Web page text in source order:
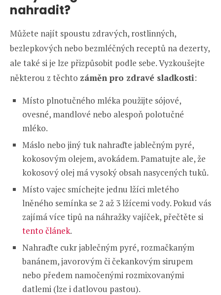
nahradit?
Můžete najít spoustu zdravých, rostlinných,
bezlepkových nebo bezmléčných receptů na dezerty,
ale také si je lze přizpůsobit podle sebe. Vyzkoušejte
některou z těchto záměn pro zdravé sladkosti:
Místo plnotučného mléka použijte sójové,
ovesné, mandlové nebo alespoň polotučné
mléko.
Máslo nebo jiný tuk nahraďte jablečným pyré,
kokosovým olejem, avokádem. Pamatujte ale, že
kokosový olej má vysoký obsah nasycených tuků.
Místo vajec smíchejte jednu lžíci mletého
lněného semínka se 2 až 3 lžícemi vody. Pokud vás
zajímá více tipů na náhražky vajíček, přečtěte si
tento článek.
Nahraďte cukr jablečným pyré, rozmačkaným
banánem, javorovým či čekankovým sirupem
nebo předem namočenými rozmixovanými
datlemi (lze i datlovou pastou).